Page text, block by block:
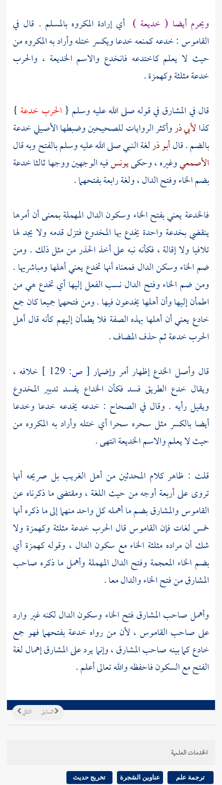
ويحرم أيضا ( خديعة ) أي إرادة المكروه بالمسلم . قال في
القاموس : خدعه كمنعه خدعا ويكسر ختله وأراد به المكروه من
حيث لا يعلم كاختدعه فانخدع والاسم الخديعة ، والحرب
خدعة مثلثة وكهمزة .
قال في المشارق في قوله صلى الله عليه وسلم { الحرب خدعة }
كذالأبي ذروأكثر الروايات للصحيحين وضبطهاالأصيليخدعة
بالضم . قالأبو ذرلغة النبي صلى الله عليه وسلم بالفتح وبه قال
الأصمعيوغيره ، وحكىيونسفيه الوجهين ووجها ثالثا خدعة
بضم الخاء وفتح الدال ، ولغة رابعة بفتحهما .
فالخدعة يعني بفتح الخاء وسكون الدال المهملة بمعنى أن أمرها
ينقضي بخدعة واحدة يخدع بها المخدوع فتزل قدمه ولا يجد لها
تلافيا ولا إقالة ، فكأنه نبه على أخذ الحذر من مثل ذلك . ومن
ضم الخاء وسكن الدال فمعناه أنها تخدع يعني أهلها ومباشريها .
ومن ضم الخاء وفتح الدال نسب الفعل إليها أي تخدع هي من
اطمأن إليها وأن أهلها يخدعون فيها . ومن فتحهما جميعا كان جمع
خادع يعني أن أهلها بهذه الصفة فلا يطمأن إليهم كأنه قال أهل
الحرب خدعة ثم حذف المضاف .
قال وأصل الخدع إظهار أمر وإضمار [ ص:
خلافه ،
ويقال خدع الطريق فسد فكأن الخداع يفسد تدبير المخدوع
ويقيل رأيه . وقال في الصحاح : خدعه يخدعه خدعا وخدعا
أيضا بالكسر مثل سحره سحرا أي ختله وأراد به المكروه من
حيث لا يعلم والاسم الخديعة انتهى .
قلت : ظاهر كلام المحدثين من أهل الغريب بل صريحه أنها
تروى على أربعة أوجه من حيث اللغة ، ومقتضى ما ذكرناه عن
القاموس والمشارق بضم ما أهمله كل واحد منهما إلى ما ذكره أنها
خمس لغات فإن القاموس قال الحرب خدعة مثلثة وكهمزة ولا
شك أن مراده مثلثة الخاء مع سكون الدال ، وقوله كهمزة أي
بضم الخاء المعجمة وفتح الدال المهملة وأهمل ما ذكره صاحب
المشارق من فتح الخاء والدال معا .
وأهمل صاحب المشارق فتح الخاء وسكون الدال لكنه غير وارد
على صاحب القاموس ، لأن من رواه خدعة بفتحهما فهو جمع
خادع كما بينه صاحب المشارق ، وإنما يرد على المشارق إهمال لغة
الفتح مع السكون فاحفظه والله تعالى أعلم .
التالي السابق
الخدمات العلمية
ترجمة علم عناوين الشجرة تخريج حديث